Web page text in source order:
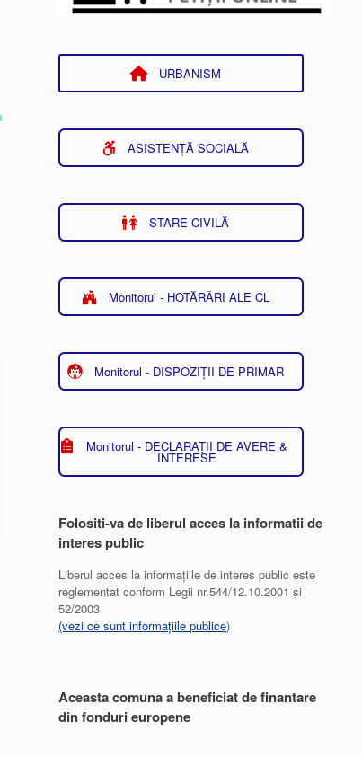
URBANISM
ASISTENȚĂ SOCIALĂ
STARE CIVILĂ
Monitorul - HOTĂRÂRI ALE CL
Monitorul - DISPOZIȚII DE PRIMAR
Monitorul - DECLARAȚII DE AVERE &
INTERESE
Folositi-va de liberul acces la informatii de
interes public
Liberul acces la informațiile de interes public este
reglementat conform Legii nr.544/12.10.2001 și
52/2003
(vezi ce sunt informațiile publice)
Aceasta comuna a beneficiat de finantare
din fonduri europene